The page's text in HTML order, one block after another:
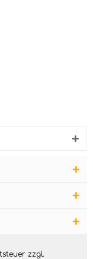
zzgl.